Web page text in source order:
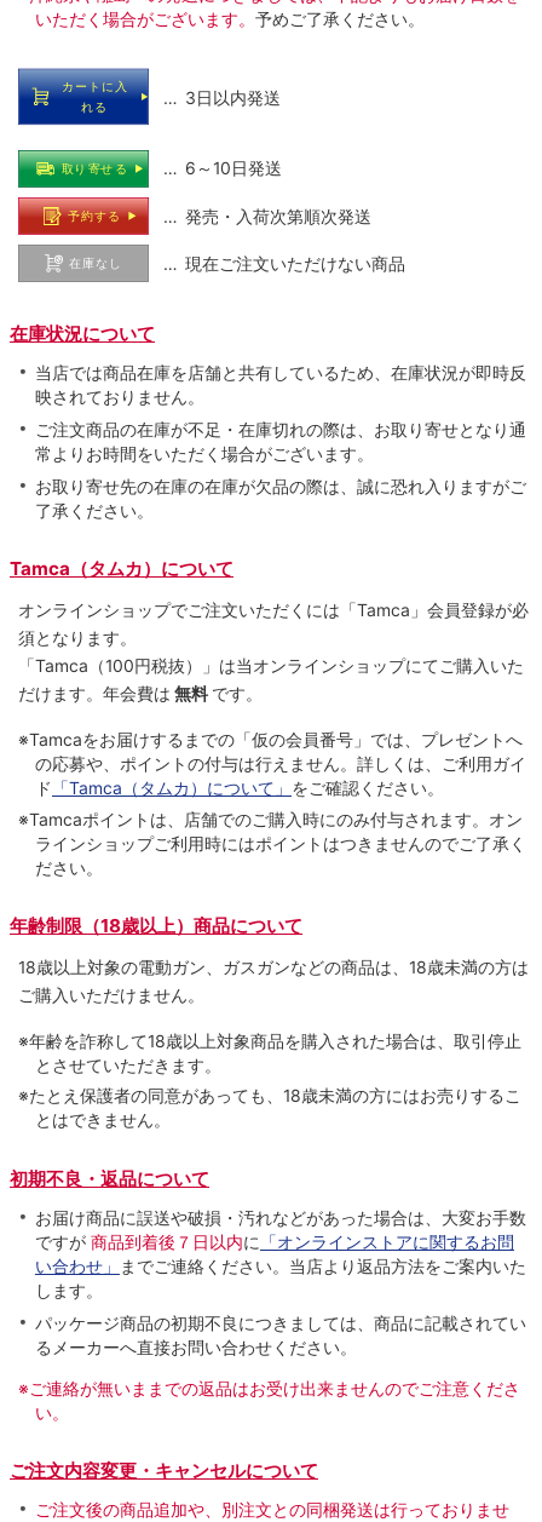
いただく場合がございます。 予めご了承ください。
カートに入
れる
… 3日以内発送
取り寄せる … 6～10日発送
予約する … 発売・入荷次第順次発送
在庫なし … 現在ご注文いただけない商品
在庫状況について
当店では商品在庫を店舗と共有しているため、在庫状況が即時反
映されておりません。
ご注文商品の在庫が不足・在庫切れの際は、お取り寄せとなり通
常よりお時間をいただく場合がございます。
お取り寄せ先の在庫の在庫が欠品の際は、誠に恐れ入りますがご
了承ください。
Tamca（タムカ）について
オンラインショップでご注⽂いただくには「Tamca」会員登録が必
須となります。
「Tamca （100円税抜）
」は当オンラインショップにてご購⼊いた
だけます。 年会費は 無料 です。
※Tamcaをお届けするまでの「仮の会員番号」では、プレゼントへ
の応募や、ポイントの付与は⾏えません。詳しくは、ご利⽤ガイ
ド 「Tamca（タムカ）について」 をご確認ください。
※Tamcaポイントは、店舗でのご購⼊時にのみ付与されます。オン
ラインショップご利用時にはポイントはつきませんのでご了承く
ださい。
年齢制限（18歳以上）商品について
18歳以上対象の電動ガン、ガスガンなどの商品は、18歳未満の方は
ご購入いただけません。
※年齢を詐称して18歳以上対象商品を購入された場合は、取引停止
とさせていただきます。
※たとえ保護者の同意があっても、18歳未満の方にはお売りするこ
とはできません。
初期不良・返品について
お届け商品に誤送や破損・汚れなどがあった場合は、大変お手数
ですが 商品到着後７日以内に 「オンラインストアに関するお問
い合わせ」
までご連絡ください。当店より返品方法をご案内いた
します。
パッケージ商品の初期不良につきましては、商品に記載されてい
るメーカーへ直接お問い合わせください。
※ご連絡が無いままでの返品はお受け出来ませんのでご注意くださ
い。
ご注文内容変更・キャンセルについて
ご注文後の商品追加や、別注文との同梱発送は行っておりませ